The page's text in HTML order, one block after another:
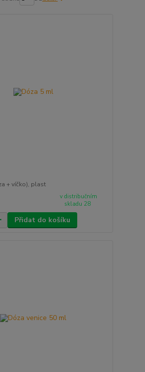
+ víčko), plast
v distribučním
skladu 28
Přidat do košíku